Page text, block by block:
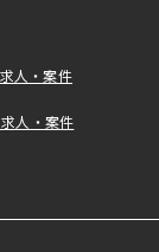
人・案件
人・案件